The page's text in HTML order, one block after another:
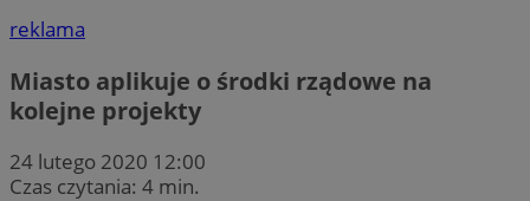
reklama
Miasto aplikuje o środki rządowe na
kolejne projekty
24 lutego 2020 12:00
Czas czytania: 4 min.